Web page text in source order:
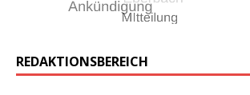
REDAKTIONSBEREICH